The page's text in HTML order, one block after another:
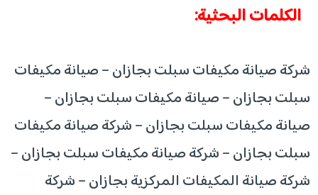
الكلمات البحثية:
شركة صيانة مكيفات سبلت بجازان – صيانة مكيفات
سبلت بجازان – صيانة مكيفات سبلت بجازان –
صيانة مكيفات سبلت بجازان – شركة صيانة مكيفات
سبلت بجازان – شركة صيانة مكيفات سبلت بجازان –
شركة صيانة المكيفات المركزية بجازان – شركة